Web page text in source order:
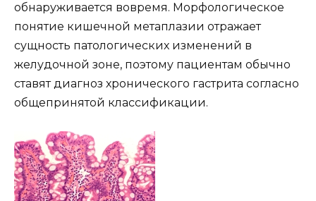
обнаруживается вовремя. Морфологическое
понятие кишечной метаплазии отражает
сущность патологических изменений в
желудочной зоне, поэтому пациентам обычно
ставят диагноз хронического гастрита согласно
общепринятой классификации.